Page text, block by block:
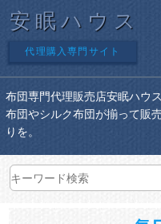
安眠ハウス
代理購入専門サイト
布団専門代理販売店安眠ハウ
布団やシルク布団が揃って販
りを。